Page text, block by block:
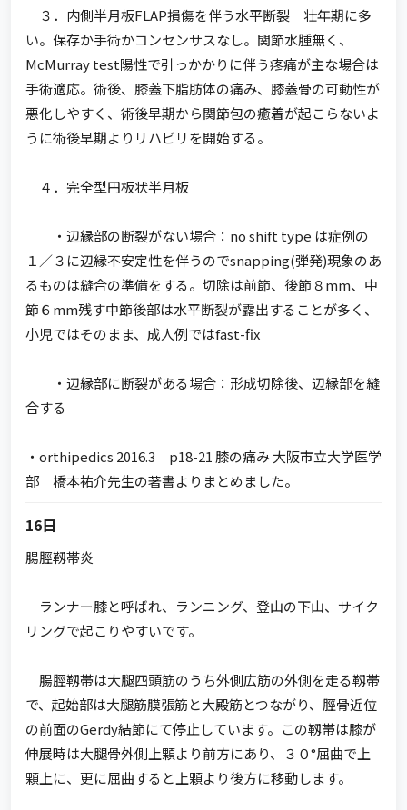
３．内側半月板FLAP損傷を伴う水平断裂 壮年期に多
い。保存か手術かコンセンサスなし。関節水腫無く、
McMurray test陽性で引っかかりに伴う疼痛が主な場合は
手術適応。術後、膝蓋下脂肪体の痛み、膝蓋骨の可動性が
悪化しやすく、術後早期から関節包の癒着が起こらないよ
うに術後早期よりリハビリを開始する。
４．完全型円板状半月板
・辺縁部の断裂がない場合：no shift type は症例の
１／３に辺縁不安定性を伴うのでsnapping(弾発)現象のあ
るものは縫合の準備をする。切除は前節、後節８mm、中
節６mm残す中節後部は水平断裂が露出することが多く、
小児ではそのまま、成人例ではfast-fix
・辺縁部に断裂がある場合：形成切除後、辺縁部を縫
合する
・orthipedics 2016.3 p18-21 膝の痛み 大阪市立大学医学
部 橋本祐介先生の著書よりまとめました。
16日
腸脛靱帯炎
ランナー膝と呼ばれ、ランニング、登山の下山、サイク
リングで起こりやすいです。
腸脛靱帯は大腿四頭筋のうち外側広筋の外側を走る靱帯
で、起始部は大腿筋膜張筋と大殿筋とつながり、脛骨近位
の前面のGerdy結節にて停止しています。この靱帯は膝が
伸展時は大腿骨外側上顆より前方にあり、３０°屈曲で上
顆上に、更に屈曲すると上顆より後方に移動します。